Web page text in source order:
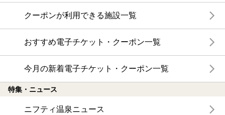
クーポンが利用できる施設一覧
おすすめ電子チケット・クーポン一覧
今月の新着電子チケット・クーポン一覧
特集・ニュース
ニフティ温泉ニュース